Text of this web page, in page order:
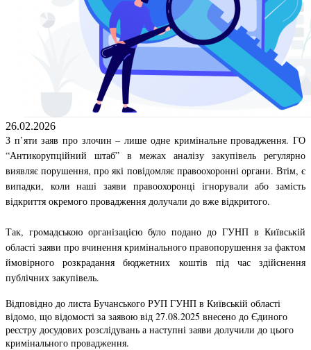
26.02.2026
З п’яти заяв про злочин – лише одне кримінальне провадження. ГО
“Антикорупційний штаб” в межах аналізу закупівель регулярно
виявляє порушення, про які повідомляє правоохоронні органи. Втім, є
випадки, коли наші заяви правоохоронці ігнорували або замість
відкриття окремого провадження долучали до вже відкритого.
Так, громадською організацією було подано до ГУНП в Київській
області заяви про вчинення кримінального правопорушення за фактом
ймовірного розкрадання бюджетних коштів під час здійснення
публічних закупівель.
Відповідно до листа Бучанського РУП ГУНП в Київській області
відомо, що відомості за заявою від 27.08.2025 внесено до Єдиного
реєстру досудових розслідувань а наступні заяви долучили до цього
кримінального провадження.